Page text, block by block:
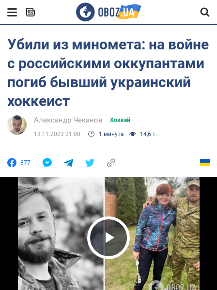
Убили из миномета: на войне
с российскими оккупантами
погиб бывший украинский
хоккеист
Александр Чеканов Хоккей
13.11.2023 21:00 1 минута 14,6 т.
877
Play Video